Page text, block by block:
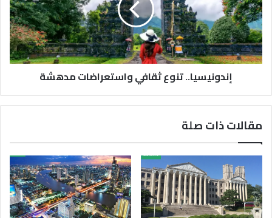
إندونيسيا.. تنوع ثقافي واستعراضات مدهشة
مقالات ذات صلة